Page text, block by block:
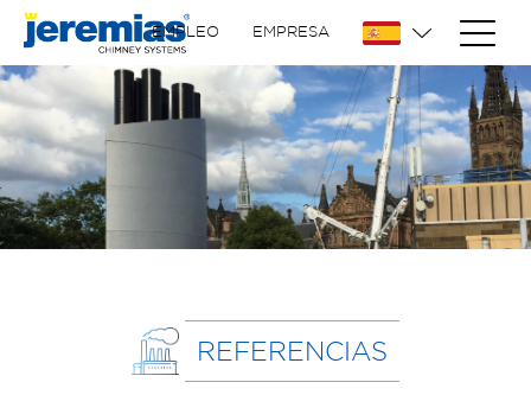
EMPLEO EMPRESA
REFERENCIAS